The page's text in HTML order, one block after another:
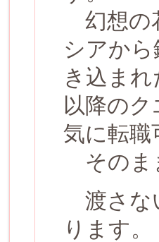
幻想の
シアか
き込ま
以降の
気に転職
そのま
渡さな
ります。